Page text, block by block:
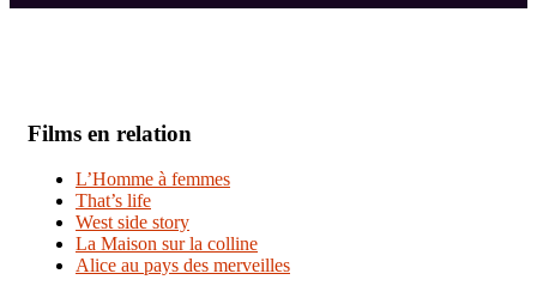
Films en relation
L’Homme à femmes
That’s life
West side story
La Maison sur la colline
Alice au pays des merveilles